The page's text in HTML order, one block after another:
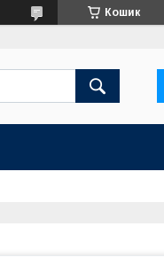
Кошик